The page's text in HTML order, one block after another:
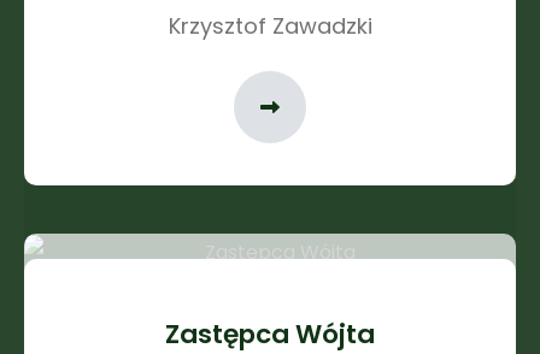
Krzysztof Zawadzki
Zastępca Wójta